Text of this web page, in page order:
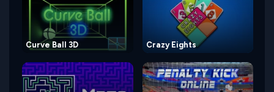
Curve Ball 3D Crazy Eights